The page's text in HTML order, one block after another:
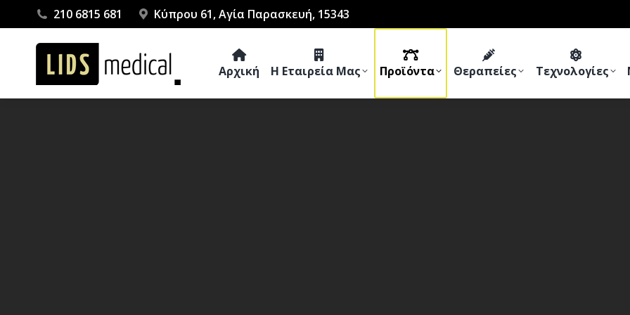
210 6815 681 Κύπρου 61, Αγία Παρασκευή, 15343
Αρχική Η Εταιρεία Μας Προϊόντα Θεραπείες Τεχνολογίες